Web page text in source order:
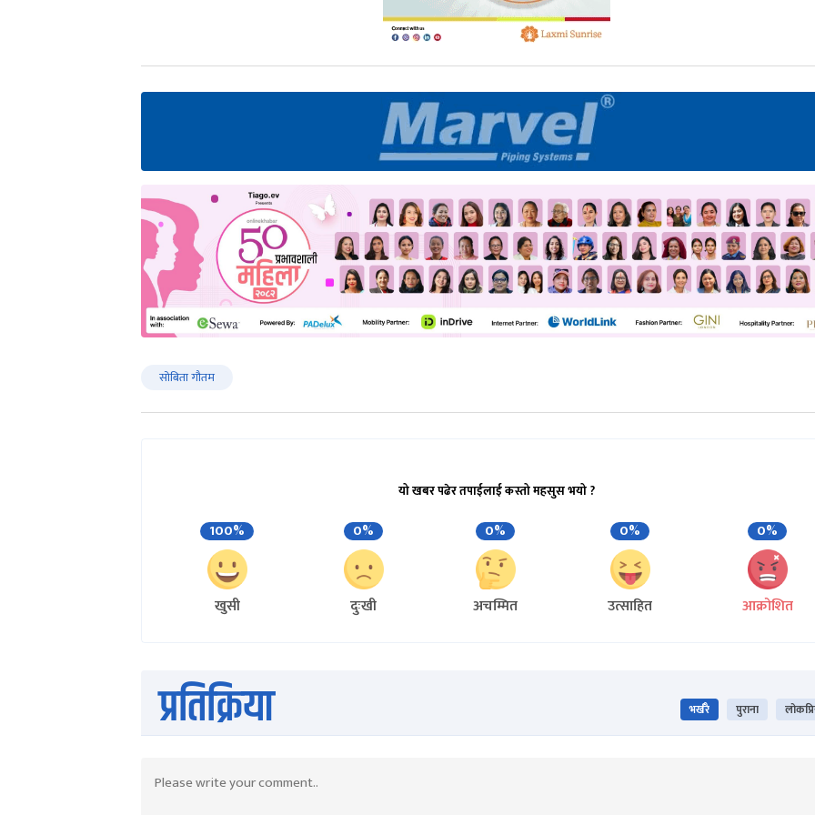
सोबिता गौतम
यो खबर पढेर तपाईलाई कस्तो महसुस भयो ?
100%
खुसी
0%
दुःखी
0%
अचम्मित
0%
उत्साहित
0%
आक्रोशित
प्रतिक्रिया भर्खरै पुराना